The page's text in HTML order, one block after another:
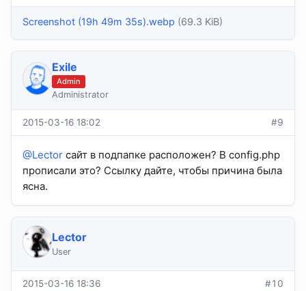
Screenshot (19h 49m 35s).webp (69.3 KiB)
Exile
Admin
Administrator
2015-03-16 18:02 #9
@Lector сайт в подпапке расположен? В config.php
прописали это? Ссылку дайте, чтобы причина была
ясна.
Lector
User
2015-03-16 18:36 #10